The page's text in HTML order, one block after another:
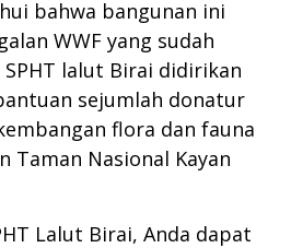
bahwa bangunan ini
WWF yang sudah
lalut Birai didirikan
sejumlah donatur
flora dan fauna
Taman Nasional Kayan
Lalut Birai, Anda dapat